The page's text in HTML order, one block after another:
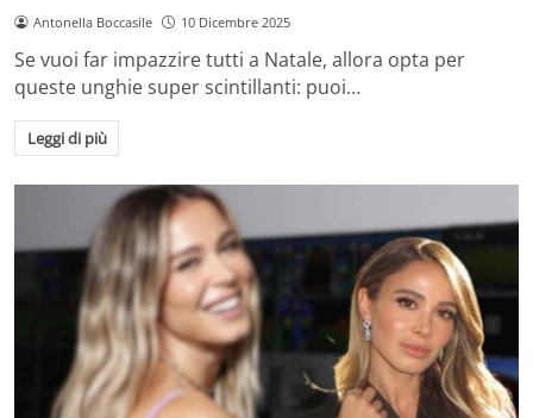
Antonella Boccasile 10 Dicembre 2025
Se vuoi far impazzire tutti a Natale, allora opta per
queste unghie super scintillanti: puoi…
Leggi di più